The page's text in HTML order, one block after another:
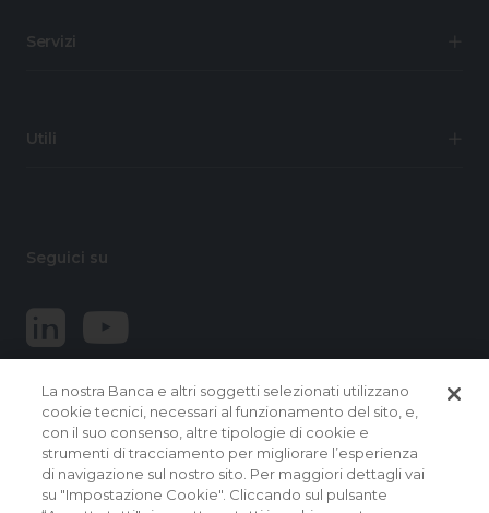
Servizi
Utili
Seguici su
© 2026 Banca Popolare del Lazio.
La nostra Banca e altri soggetti selezionati utilizzano
cookie tecnici, necessari al funzionamento del sito, e,
con il suo consenso, altre tipologie di cookie e
strumenti di tracciamento per migliorare l’esperienza
di navigazione sul nostro sito. Per maggiori dettagli vai
su "Impostazione Cookie". Cliccando sul pulsante